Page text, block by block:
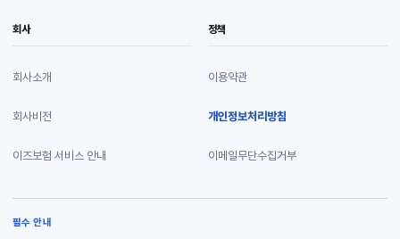
회사
회사소개
회사비전
이즈보험 서비스 안내
정책
이용약관
개인정보처리방침
이메일무단수집거부
필수 안내